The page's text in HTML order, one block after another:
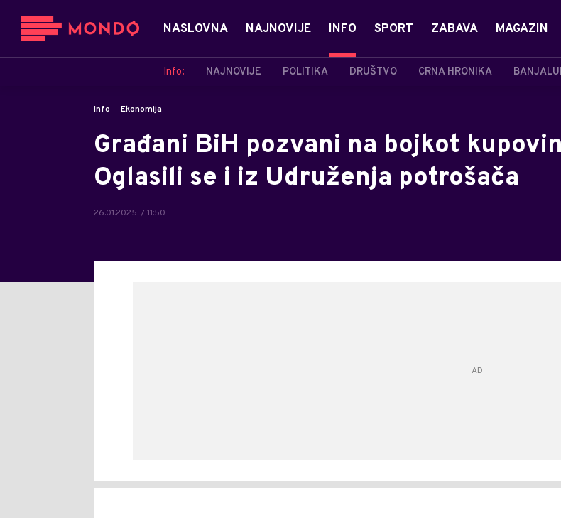
NASLOVNA NAJNOVIJE INFO
Info: NAJNOVIJE POLITIKA DRUŠTVO CRNA HRONIKA
SPORT ZABAVA MAGAZIN
Info Ekonomija
Građani BiH pozvani na bojkot
Oglasili se i iz Udruženja potrošača
26.01.2025. / 11:50